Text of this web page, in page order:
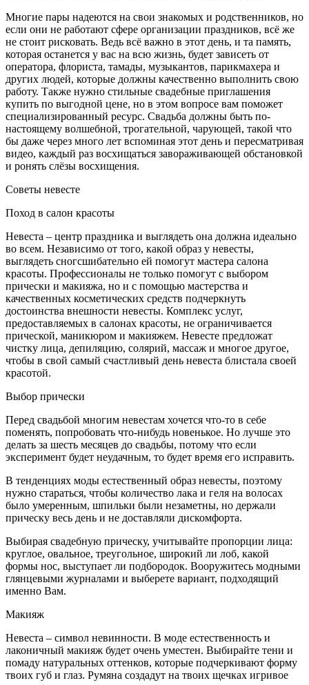
Многие пары надеются на свои знакомых и родственников, но
если они не работают сфере организации праздников, всё же
не стоит рисковать. Ведь всё важно в этот день, и та память,
которая останется у вас на всю жизнь, будет зависеть от
оператора, флориста, тамады, музыкантов, парикмахера и
других людей, которые должны качественно выполнить свою
работу. Также нужно стильные свадебные приглашения
купить по выгодной цене, но в этом вопросе вам поможет
специализированный ресурс. Свадьба должны быть по-
настоящему волшебной, трогательной, чарующей, такой что
бы даже через много лет вспоминая этот день и пересматривая
видео, каждый раз восхищаться завораживающей обстановкой
и ронять слёзы восхищения.
Советы невесте
Поход в салон красоты
Невеста – центр праздника и выглядеть она должна идеально
во всем. Независимо от того, какой образ у невесты,
выглядеть сногсшибательно ей помогут мастера салона
красоты. Профессионалы не только помогут с выбором
прически и макияжа, но и с помощью мастерства и
качественных косметических средств подчеркнуть
достоинства внешности невесты. Комплекс услуг,
предоставляемых в салонах красоты, не ограничивается
прической, маникюром и макияжем. Невесте предложат
чистку лица, депиляцию, солярий, массаж и многое другое,
чтобы в свой самый счастливый день невеста блистала своей
красотой.
Выбор прически
Перед свадьбой многим невестам хочется что-то в себе
поменять, попробовать что-нибудь новенькое. Но лучше это
делать за шесть месяцев до свадьбы, потому что если
эксперимент будет неудачным, то будет время его исправить.
В тенденциях моды естественный образ невесты, поэтому
нужно стараться, чтобы количество лака и геля на волосах
было умеренным, шпильки были незаметны, но держали
прическу весь день и не доставляли дискомфорта.
Выбирая свадебную прическу, учитывайте пропорции лица:
круглое, овальное, треугольное, широкий ли лоб, какой
формы нос, выступает ли подбородок. Вооружитесь модными
глянцевыми журналами и выберете вариант, подходящий
именно Вам.
Макияж
Невеста – символ невинности. В моде естественность и
лаконичный макияж будет очень уместен. Выбирайте тени и
помаду натуральных оттенков, которые подчеркивают форму
твоих губ и глаз. Румяна создадут на твоих щечках игривое